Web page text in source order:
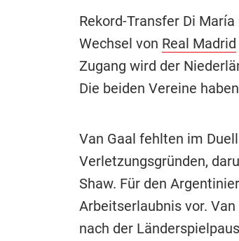
Rekord-Transfer Di
Wechsel von Real Madrid
Zugang wird der
Die beiden Vereine
Van Gaal fehlten im
Verletzungsgründen,
Shaw. Für den
Arbeitserlaubnis vor.
nach der